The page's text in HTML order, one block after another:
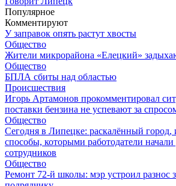
Популярное
Комментируют
У заправок опять растут хвосты
Общество
Жители микрорайона «Елецкий»
Общество
БПЛА сбиты над областью
Происшествия
Игорь Артамонов прокомментировал
поставки бензина не успевают за
Общество
Сегодня в Липецке: раскалённый
способы, которыми работодатели начали
сотрудников
Общество
Ремонт 72‑й школы: мэр устроил разнос